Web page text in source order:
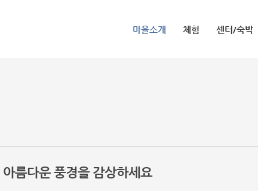
마을소개 체험 센터/숙박
름다운 풍경을 감상하세요